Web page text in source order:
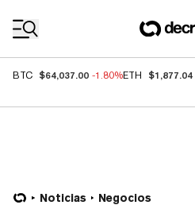
BTC $64,037.00 -1.80%ETH $1,877.04
Noticias Negocios